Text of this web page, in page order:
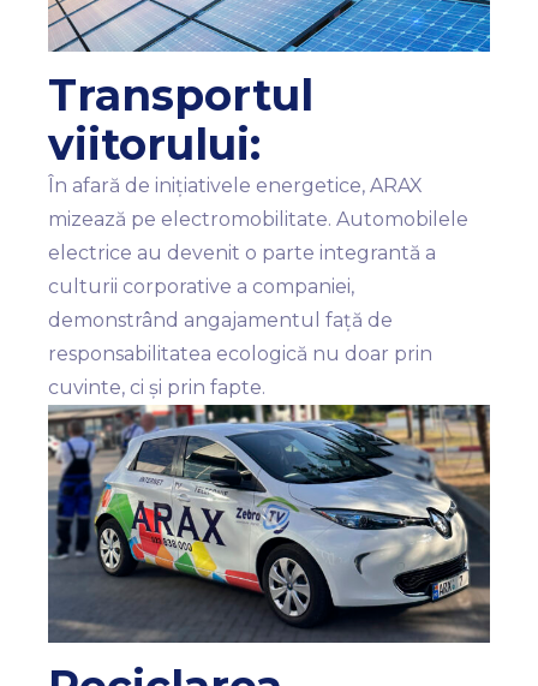
Transportul
viitorului:
În afară de inițiativele energetice, ARAX
mizează pe electromobilitate. Automobilele
electrice au devenit o parte integrantă a
culturii corporative a companiei,
demonstrând angajamentul față de
responsabilitatea ecologică nu doar prin
cuvinte, ci și prin fapte.